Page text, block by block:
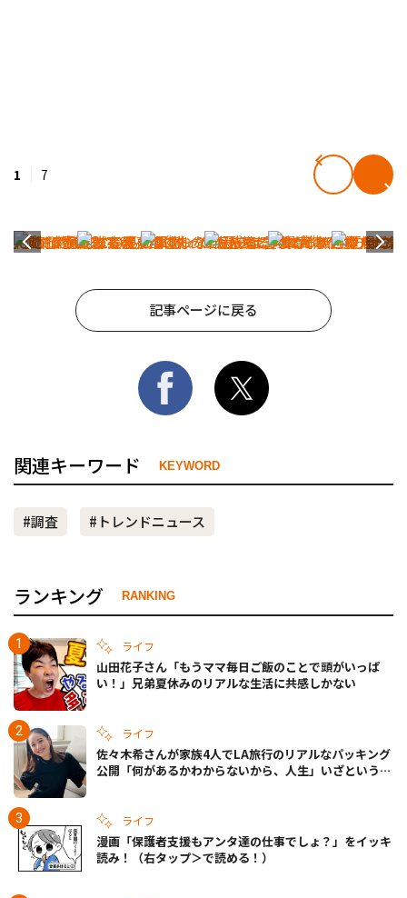
1 7
記事ページに戻る
関連キーワード KEYWORD
#調査 #トレンドニュース
ランキング RANKING
ライフ
山田花子さん「もうママ毎日ご飯のことで頭がいっぱ
い！」兄弟夏休みのリアルな生活に共感しかない
ライフ
佐々木希さんが家族4人でLA旅行のリアルなパッキング
公開「何があるかわからないから、人生」いざというと
ライフ
漫画「保護者支援もアンタ達の仕事でしょ？」をイッキ
読み！（右タップ＞で読める！）